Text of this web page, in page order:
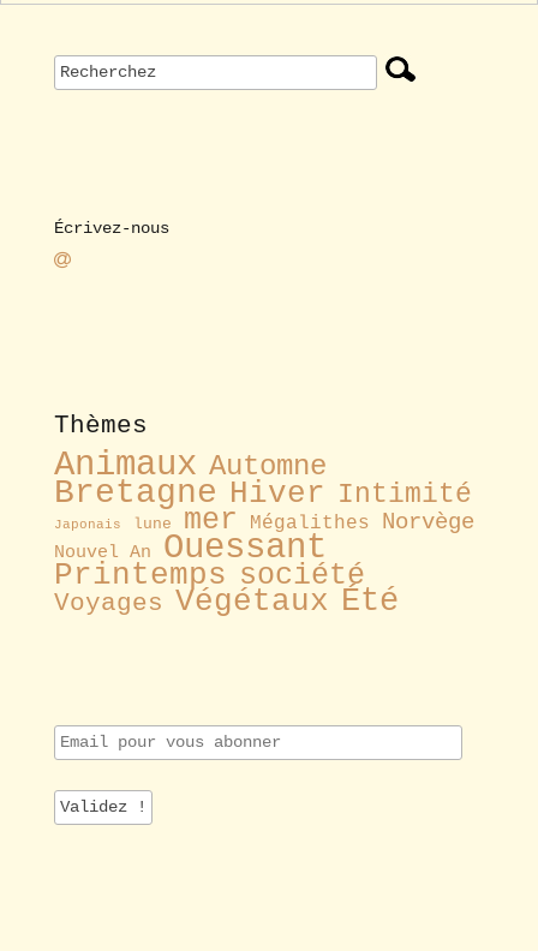
Écrivez-nous
Thèmes
Animaux Automne
Bretagne Hiver Intimité
Japonais lune mer Mégalithes Norvège
Nouvel An Ouessant
Printemps société
Voyages Végétaux Été
E
m
i
l